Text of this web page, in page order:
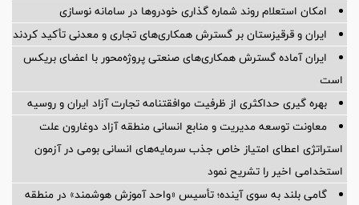
امکان استعلام روند شماره گذاری خودروها در سامانه نوسازی
ایران و قرقیزستان بر گسترش همکاری‌های تجاری و معدنی تأکید کردند
ایران آماده گسترش همکاری‌های صنعتی پروژه‌محور با اعضای بریکس
است
بهره گیری حداکثری از ظرفیت موافقتنامه تجارت آزاد ایران و روسیه
معاونت توسعه مدیریت و منابع انسانی منطقه آزاد دوغارون علت
استراتژی اعطای امتیاز خاص جذب سرمایه‌های انسانی بومی در آزمون
استخدامی اخیر را تشریح نمود
گامی بلند به سوی آینده؛ تأسیس «واحد آموزش هوشمند» در منطقه